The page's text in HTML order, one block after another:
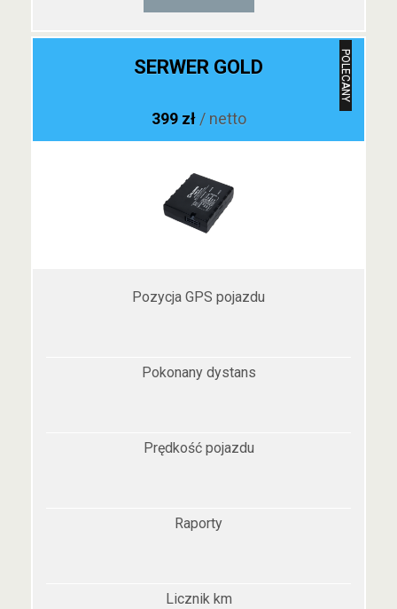
POLECANY
SERWER GOLD
399 zł / netto
Pozycja GPS pojazdu
Pokonany dystans
Prędkość pojazdu
Raporty
Licznik km